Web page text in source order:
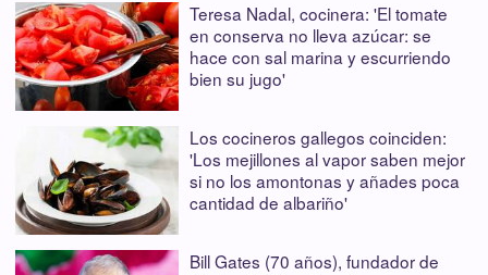
Teresa Nadal, cocinera: 'El tomate
en conserva no lleva azúcar: se
hace con sal marina y escurriendo
bien su jugo'
Los cocineros gallegos coinciden:
'Los mejillones al vapor saben mejor
si no los amontonas y añades poca
cantidad de albariño'
Bill Gates (70 años), fundador de